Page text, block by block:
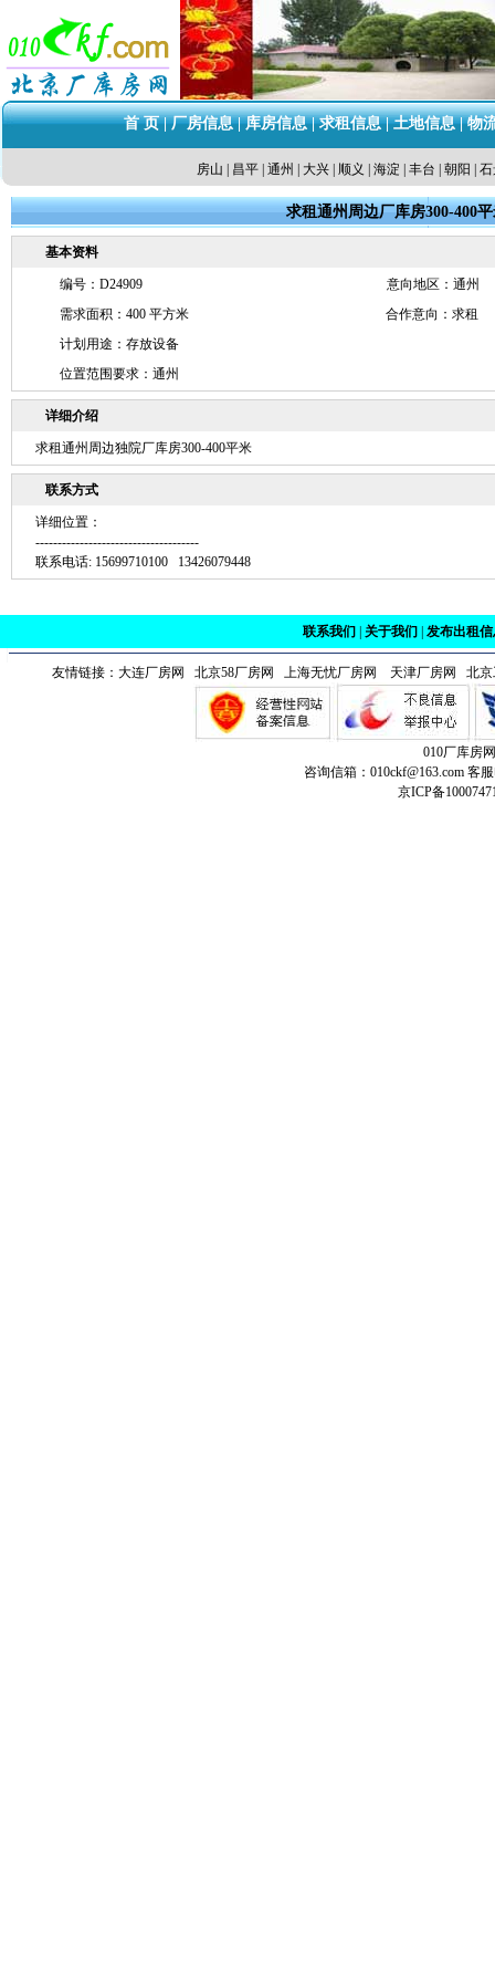
首 页|厂房信息|库房信息|求租信息|土地信息|物
房山 昌平 通州 大兴 顺义 海淀 丰台 朝阳
求租通州周边厂库房300-400
基本资料
编号：D24909
意向地区：通州
需求面积：400 平方米
合作意向：求租
计划用途：存放设备
位置范围要求：通州
详细介绍
求租通州周边独院厂库房300-400平米
联系方式
详细位置：
-------------------------------------
联系电话: 15699710100 13426079448
联系我们 关于我们 发布出租
友情链接： 大连厂房网 北京58厂房网 上海无忧厂房网 天津厂房网 北
010厂库房
咨询信箱：010ckf@163.com 客
京ICP备